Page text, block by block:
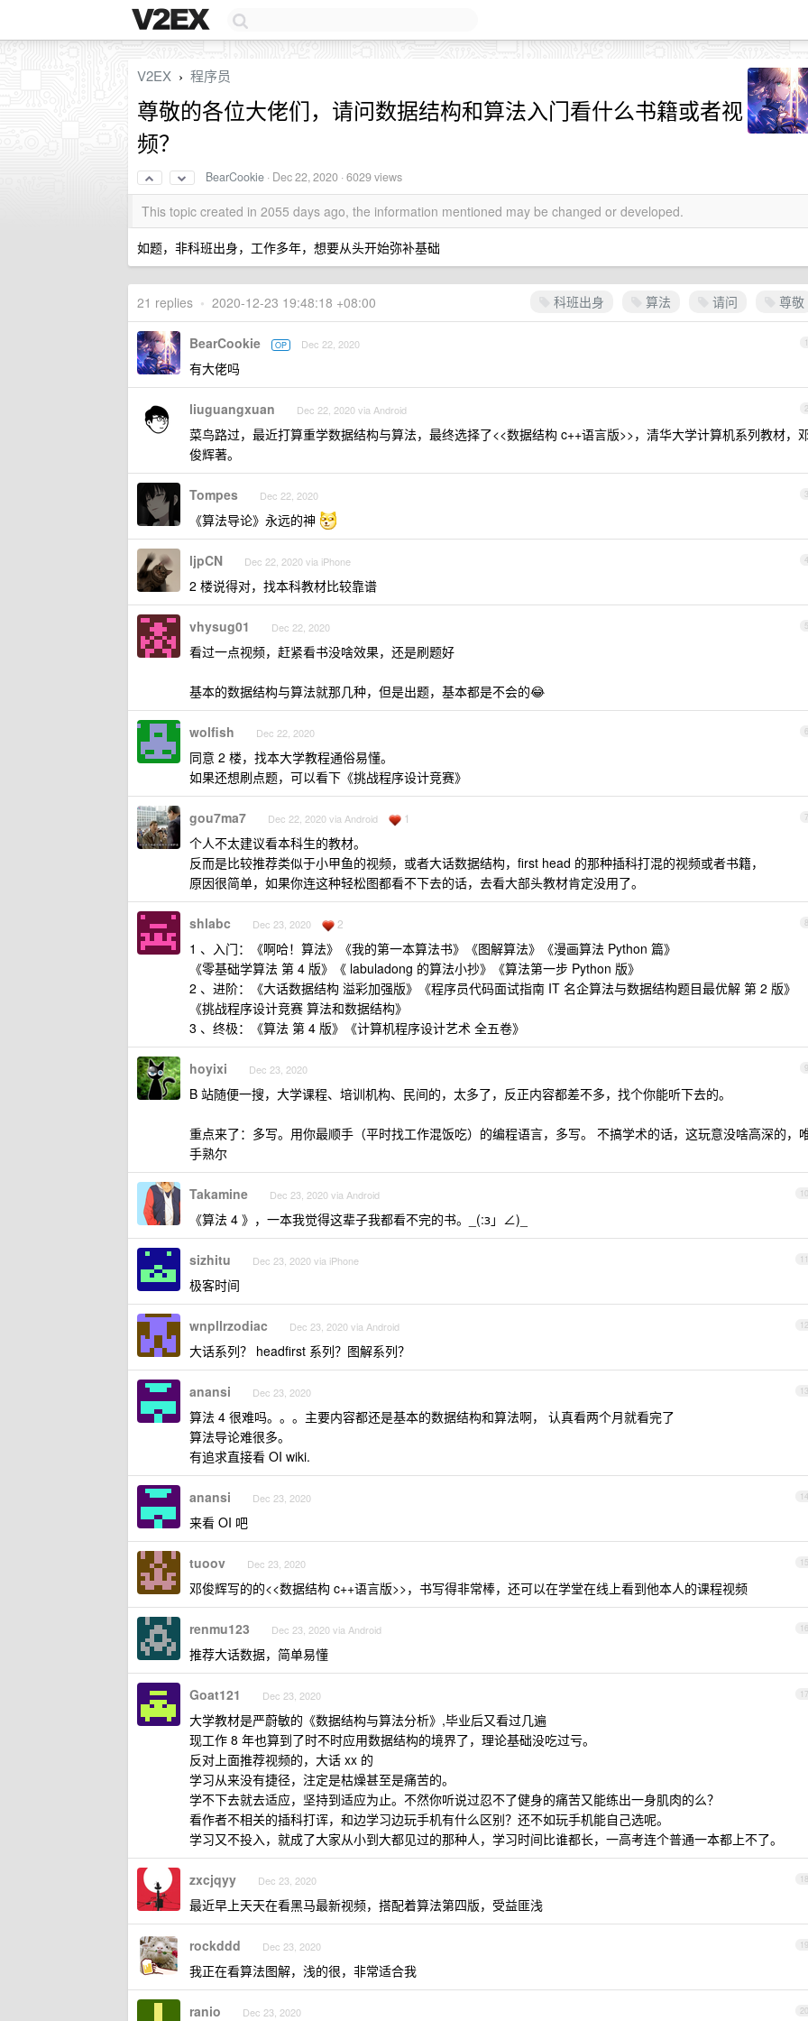
V2EX › 程序员
尊敬的各位大佬们，请问数据结构和算法入门看什么书籍或者视
频？
BearCookie · Dec 22, 2020 · 6029 views
This topic created in 2055 days ago, the information mentioned may be changed or developed.
如题，非科班出身，工作多年，想要从头开始弥补基础
科班出身 算法 请问 尊敬
21 replies • 2020-12-23 19:48:18 +08:00
1
BearCookie OP Dec 22, 2020
有大佬吗
2
liuguangxuan Dec 22, 2020 via Android
菜鸟路过，最近打算重学数据结构与算法，最终选择了<<数据结构 c++语言版>>，清华大学计算机系列教材，
俊辉著。
3
Tompes Dec 22, 2020
《算法导论》永远的神
4
ljpCN Dec 22, 2020 via iPhone
2 楼说得对，找本科教材比较靠谱
5
vhysug01 Dec 22, 2020
看过一点视频，赶紧看书没啥效果，还是刷题好
基本的数据结构与算法就那几种，但是出题，基本都是不会的😂
6
wolfish Dec 22, 2020
同意 2 楼，找本大学教程通俗易懂。
如果还想刷点题，可以看下《挑战程序设计竞赛》
7
gou7ma7 Dec 22, 2020 via Android 1
个人不太建议看本科生的教材。
反而是比较推荐类似于小甲鱼的视频，或者大话数据结构，first head 的那种插科打混的视频或者书籍，
原因很简单，如果你连这种轻松图都看不下去的话，去看大部头教材肯定没用了。
8
shlabc Dec 23, 2020 2
1 、入门：《啊哈！算法》《我的第一本算法书》《图解算法》《漫画算法 Python 篇》
《零基础学算法 第 4 版》《 labuladong 的算法小抄》《算法第一步 Python 版》
2 、进阶：《大话数据结构 溢彩加强版》《程序员代码面试指南 IT 名企算法与数据结构题目最优解 第 2 版》
《挑战程序设计竞赛 算法和数据结构》
3 、终极：《算法 第 4 版》《计算机程序设计艺术 全五卷》
9
hoyixi Dec 23, 2020
B 站随便一搜，大学课程、培训机构、民间的，太多了，反正内容都差不多，找个你能听下去的。
重点来了：多写。用你最顺手（平时找工作混饭吃）的编程语言，多写。 不搞学术的话，这玩意没啥高深的，
手熟尔
10
Takamine Dec 23, 2020 via Android
《算法 4 》，一本我觉得这辈子我都看不完的书。_(:з」∠)_
11
sizhitu Dec 23, 2020 via iPhone
极客时间
12
wnpllrzodiac Dec 23, 2020 via Android
大话系列？ headfirst 系列？图解系列？
13
anansi Dec 23, 2020
算法 4 很难吗。。。主要内容都还是基本的数据结构和算法啊， 认真看两个月就看完了
算法导论难很多。
有追求直接看 OI wiki.
14
anansi Dec 23, 2020
来看 OI 吧
15
tuoov Dec 23, 2020
邓俊辉写的的<<数据结构 c++语言版>>，书写得非常棒，还可以在学堂在线上看到他本人的课程视频
16
renmu123 Dec 23, 2020 via Android
推荐大话数据，简单易懂
17
Goat121 Dec 23, 2020
大学教材是严蔚敏的《数据结构与算法分析》,毕业后又看过几遍
现工作 8 年也算到了时不时应用数据结构的境界了，理论基础没吃过亏。
反对上面推荐视频的，大话 xx 的
学习从来没有捷径，注定是枯燥甚至是痛苦的。
学不下去就去适应，坚持到适应为止。不然你听说过忍不了健身的痛苦又能练出一身肌肉的么？
看作者不相关的插科打诨，和边学习边玩手机有什么区别？还不如玩手机能自己选呢。
学习又不投入，就成了大家从小到大都见过的那种人，学习时间比谁都长，一高考连个普通一本都上不了。
18
zxcjqyy Dec 23, 2020
最近早上天天在看黑马最新视频，搭配着算法第四版，受益匪浅
19
rockddd Dec 23, 2020
我正在看算法图解，浅的很，非常适合我
20
ranio Dec 23, 2020